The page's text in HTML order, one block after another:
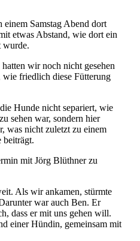
Samstag Abend dort
etwas Abstand, wie dort ein
wurde.
wir noch nicht gesehen
friedlich diese Fütterung
Hunde nicht separiert, wie
sehen war, sondern hier
was nicht zuletzt zu einem
beiträgt.
mit Jörg Blüthner zu
Als wir ankamen, stürmte
war auch Ben. Er
dass er mit uns gehen will.
einer Hündin, gemeinsam mit